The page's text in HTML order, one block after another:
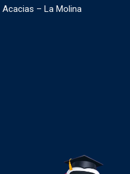
Acacias – La Molina